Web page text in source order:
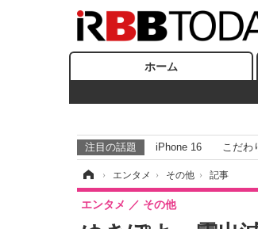
ホーム
注目の話題 iPhone 16 こだわ
› エンタメ › その他 › 記事
エンタメ その他